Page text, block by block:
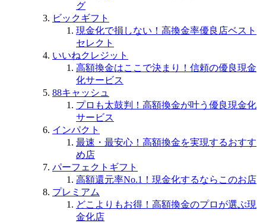
グ
ビックギフト
現金化で損しない！高換金率優良店ベスト
セレクト
いいねクレジット
高額換金はここで決まり！信頼の優良現金
化サービス
88キャッシュ
プロも太鼓判！高額換金が叶う優良現金化
サービス
インパクト
最速・最安心！高額換金を実現するおすす
め店
パーフェクトギフト
高額還元率No.1！現金化するならこのお店
プレミアム
どこよりもお得！高額換金のプロが選ぶ現
金化店